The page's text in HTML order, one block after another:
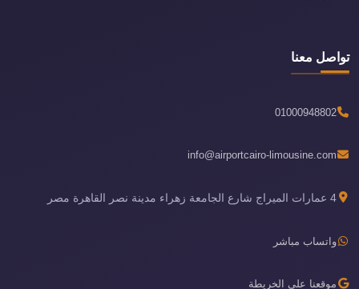
تواصل معنا
01000948802
info@airportcairo-limousine.com
4 عمارات الميراج شارع الجامعة زهراء مدينة نصر القاهرة مصر
واتساب مباشر
موقعنا على الخريطة